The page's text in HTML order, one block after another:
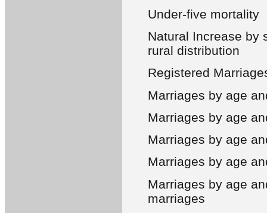
Under-five mortality
Natural Increase by
rural distribution
Registered
Marriages by age
Marriages by age
Marriages by age
Marriages by age
Marriages by age
marriages